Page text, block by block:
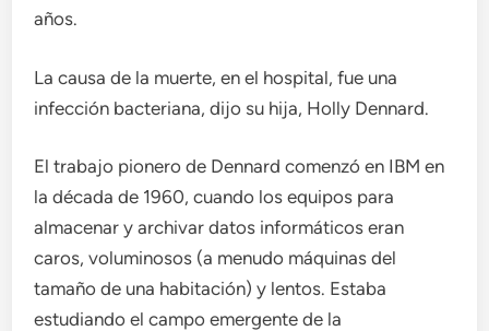
años.
La causa de la muerte, en el hospital, fue una
infección bacteriana, dijo su hija, Holly Dennard.
El trabajo pionero de Dennard comenzó en IBM en
la década de 1960, cuando los equipos para
almacenar y archivar datos informáticos eran
caros, voluminosos (a menudo máquinas del
tamaño de una habitación) y lentos. Estaba
estudiando el campo emergente de la